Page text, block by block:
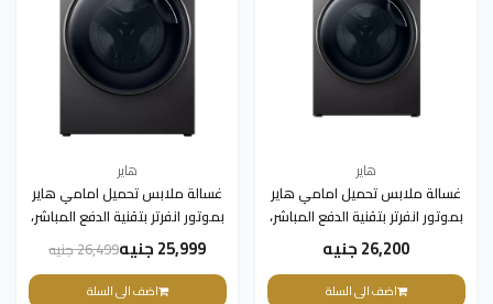
هاير
غسالة ملابس تحميل امامي هاير
بموتور انفرتر بتقنية الدفع المباشر،
الدقيقة، فضي - HW90-
B14959S8TU1
26,200 جنيه
اضف الى السلة
هاير
غسالة ملابس تحميل امامي هاير
بموتور انفرتر بتقنية الدفع المباشر،
كجم، فضي غامق - HW80-
B14959S8TU1
25,999 جنيه 26,499 جنيه
اضف الى السلة